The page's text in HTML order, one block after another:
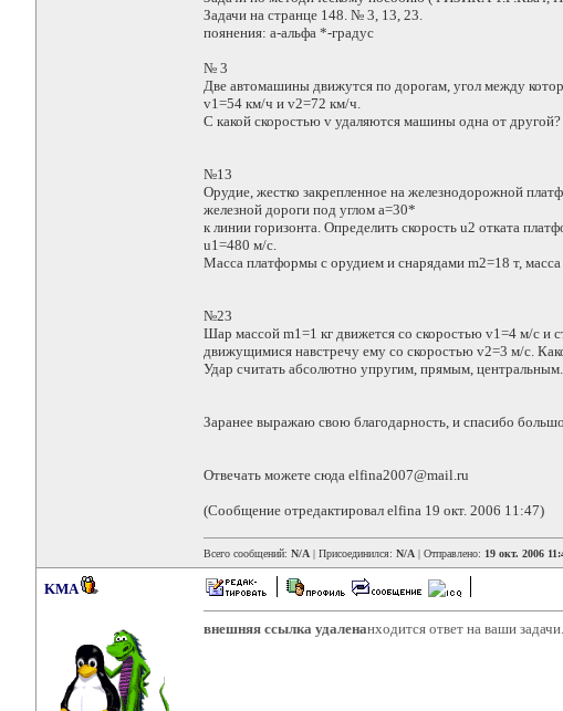
Задачи на странце 148. № 3, 13, 23.
поянения: а-альфа *-градус
№ 3
Две автомашины движутся по дорогам, угол между
v1=54 км/ч и v2=72 км/ч.
С какой скоростью v удаляются машины одна от другой?
№13
Орудие, жестко закрепленное на железнодорожной
железной дороги под углом а=30*
к линии горизонта. Определить скорость u2 отката
u1=480 м/с.
Масса платформы с орудием и снарядами m2=18 т, масса
№23
Шар массой m1=1 кг движется со скоростью v1=4 м/с и
движущимися навстречу ему со скоростью v2=3 м/с.
Удар считать абсолютно упругим, прямым, центральным.
Заранее выражаю свою благодарность, и спасибо
Отвечать можете сюда elfina2007@mail.ru
(Сообщение отредактировал elfina 19 окт. 2006 11:47)
Всего сообщений: N/A | Присоединился: N/A | Отправлено: 19 окт. 2006
KMA
внешняя ссылка удаленанходится ответ на ваши задачи.